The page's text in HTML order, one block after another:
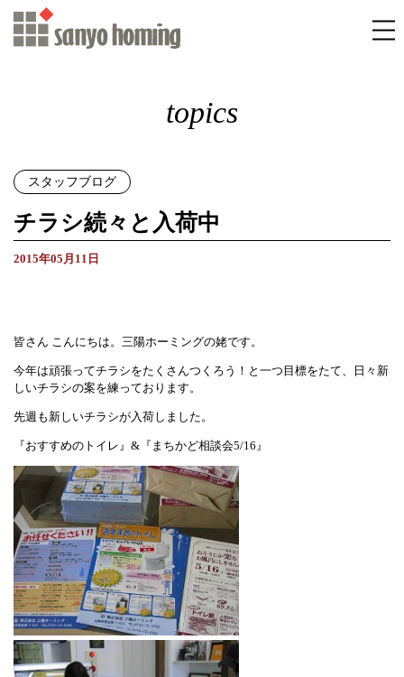
topics
スタッフブログ
チラシ続々と入荷中
2015年05月11日
皆さん こんにちは。三陽ホーミングの姥です。
今年は頑張ってチラシをたくさんつくろう！と一つ目標をたて、日々新
しいチラシの案を練っております。
先週も新しいチラシが入荷しました。
『おすすめのトイレ』&『まちかど相談会5/16』